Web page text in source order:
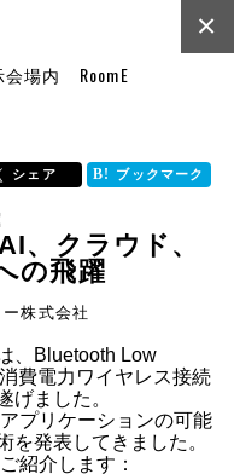
会場内 RoomE
×
シェア ブックマーク
、クラウド、
の飛躍
株式会社
、Bluetooth Low
費電力ワイヤレス接続
げました。
を発表してきました。